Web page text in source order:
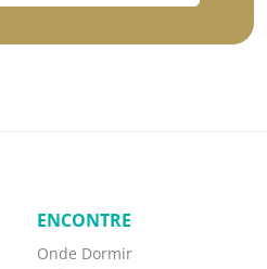
ENCONTRE
Onde Dormir